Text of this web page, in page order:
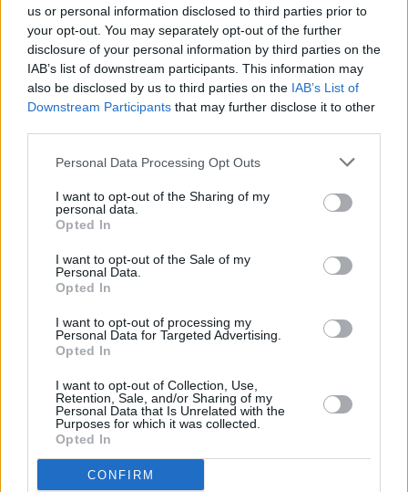
us or personal information disclosed to third parties prior to
your opt-out. You may separately opt-out of the further
disclosure of your personal information by third parties on the
IAB’s list of downstream participants. This information may
also be disclosed by us to third parties on the IAB’s List of
Downstream Participants that may further disclose it to other
Personal Data Processing Opt Outs
I want to opt-out of the Sharing of my
personal data.
Opted In
I want to opt-out of the Sale of my
Personal Data.
Opted In
I want to opt-out of processing my
Personal Data for Targeted Advertising.
Opted In
I want to opt-out of Collection, Use,
Retention, Sale, and/or Sharing of my
Personal Data that Is Unrelated with the
Purposes for which it was collected.
Opted In
CONFIRM
provvedimento emesso dal Tribunale di Rimini, poiché indagato
per rapina e lesioni personali aggravate.
Durante tale attività, l’interessato ha assunto un atteggiamento
piuttosto nervoso e sospetto che ha indotto gli operanti ad
La violazione ha comportato l’immediata segnalazione